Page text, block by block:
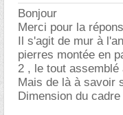
Bonjour
Merci pour la
Il s'agit de mur à
pierres montée en
2 , le tout
Mais de là à savoir
Dimension du